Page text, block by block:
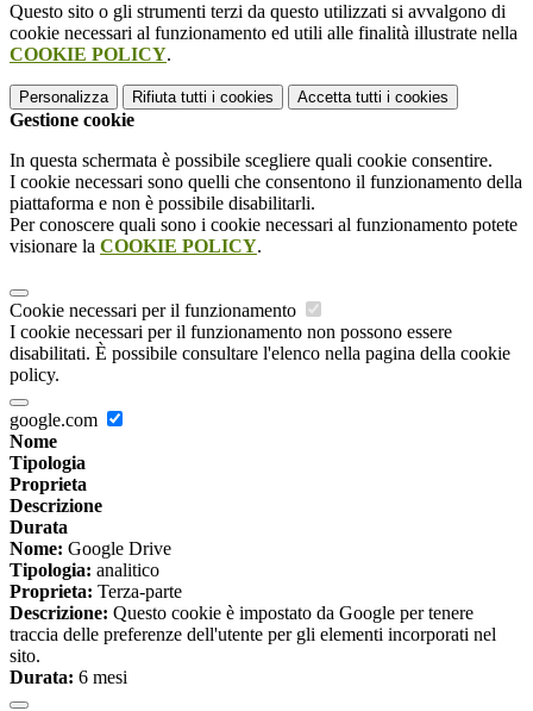
Questo sito o gli strumenti terzi da questo utilizzati si avvalgono di
cookie necessari al funzionamento ed utili alle finalità illustrate nella
COOKIE POLICY.
Personalizza Rifiuta tutti i cookies Accetta tutti i cookies
Gestione cookie
In questa schermata è possibile scegliere quali cookie consentire.
I cookie necessari sono quelli che consentono il funzionamento della
piattaforma e non è possibile disabilitarli.
Per conoscere quali sono i cookie necessari al funzionamento potete
visionare la COOKIE POLICY.
Cookie necessari per il funzionamento
I cookie necessari per il funzionamento non possono essere
disabilitati. È possibile consultare l'elenco nella pagina della cookie
policy.
google.com
Nome
Tipologia
Proprieta
Descrizione
Durata
Nome: Google Drive
Tipologia: analitico
Proprieta: Terza-parte
Descrizione: Questo cookie è impostato da Google per tenere
traccia delle preferenze dell'utente per gli elementi incorporati nel
sito.
Durata: 6 mesi